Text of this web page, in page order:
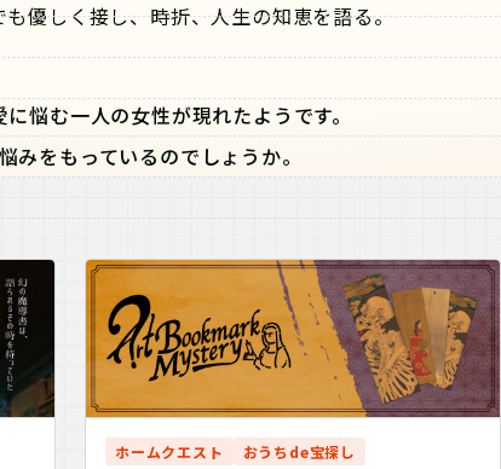
優しく接し、時折、人生の知恵を語る。
悩む一人の女性が現れたようです。
みをもっているのでしょうか。
ホームクエスト おうちde宝探し